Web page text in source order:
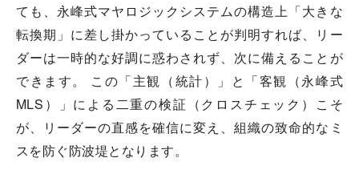
ても、永峰式マヤロジックシステムの構造上「大きな
転換期」に差し掛かっていることが判明すれば、リー
ダーは一時的な好調に惑わされず、次に備えることが
できます。 この「主観（統計）」と「客観（永峰式
MLS）」による二重の検証（クロスチェック）こそ
が、リーダーの直感を確信に変え、組織の致命的なミ
スを防ぐ防波堤となります。